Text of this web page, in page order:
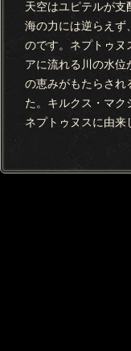
天空はユピテルが支
海の力には逆らえず
のです。ネプトゥヌ
アに流れる川の水位
の恵みがもたらされ
た。キルクス・マク
ネプトゥヌスに由来